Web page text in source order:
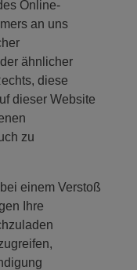
Online-
an uns
ähnlicher
diese
dieser Website
zu
einem Verstoß
Ihre